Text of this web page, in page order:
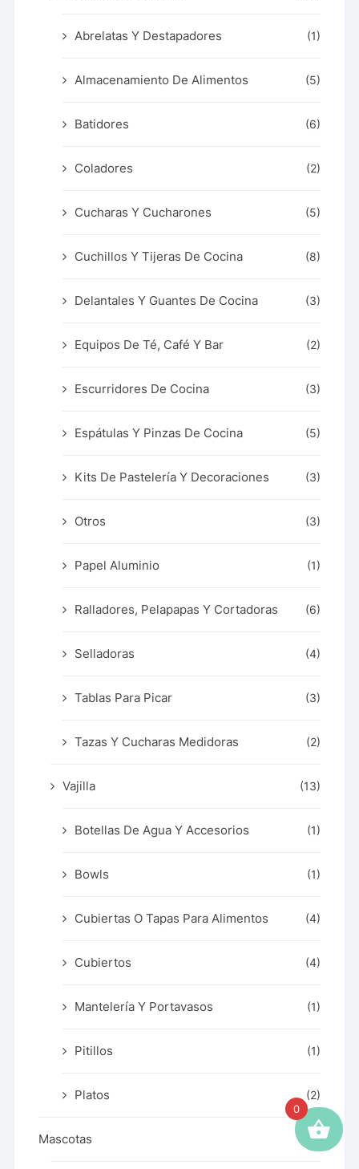
Abrelatas Y Destapadores (1)
Almacenamiento De Alimentos (5)
Batidores (6)
Coladores (2)
Cucharas Y Cucharones (5)
Cuchillos Y Tijeras De Cocina (8)
Delantales Y Guantes De Cocina (3)
Equipos De Té, Café Y Bar (2)
Escurridores De Cocina (3)
Espátulas Y Pinzas De Cocina (5)
Kits De Pastelería Y Decoraciones (3)
Otros (3)
Papel Aluminio (1)
Ralladores, Pelapapas Y Cortadoras (6)
Selladoras (4)
Tablas Para Picar (3)
Tazas Y Cucharas Medidoras (2)
Vajilla (13)
Botellas De Agua Y Accesorios (1)
Bowls (1)
Cubiertas O Tapas Para Alimentos (4)
Cubiertos (4)
Mantelería Y Portavasos (1)
Pitillos (1)
Platos (2)
Mascotas (9)
0